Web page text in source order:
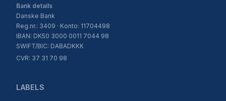
Bank details
Danske Bank
Reg.nr.: 3409 · Konto: 11704498
IBAN: DK50 3000 0011 7044 98
SWIFT/BIC: DABADKKK
CVR: 37 31 70 98
LABELS